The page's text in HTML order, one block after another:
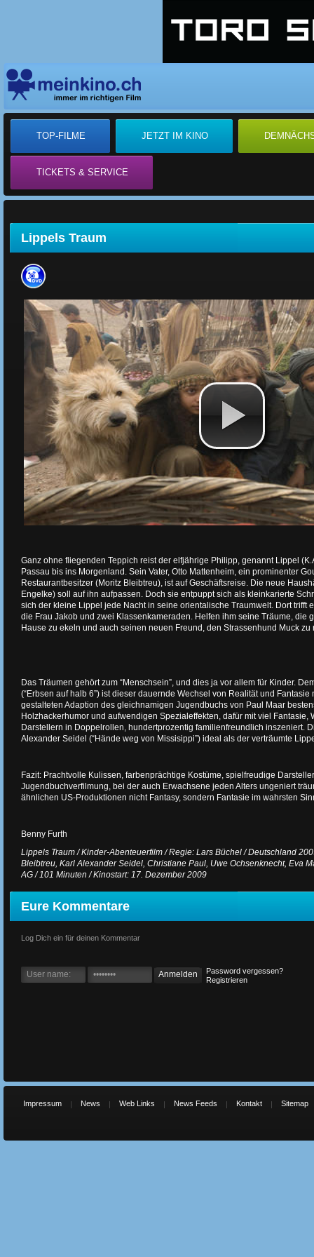
TOP-FILME JETZT IM KINO
TICKETS & SERVICE
Lippels Traum
Ganz ohne fliegenden Teppich reist der elfjährige Philipp, genannt Lippel
Passau bis ins Morgenland. Sein Vater, Otto Mattenheim, ein prominenter
Restaurantbesitzer (Moritz Bleibtreu), ist auf Geschäftsreise. Die neue
Engelke) soll auf ihn aufpassen. Doch sie entpuppt sich als kleinkarierte
sich der kleine Lippel jede Nacht in seine orientalische Traumwelt. Dort trifft
die Frau Jakob und zwei Klassenkameraden. Helfen ihm seine Träume, die
Hause zu ekeln und auch seinen neuen Freund, den Strassenhund Muck zu
Das Träumen gehört zum “Menschsein”, und dies ja vor allem für Kinder.
(“Erbsen auf halb 6”) ist dieser dauernde Wechsel von Realität und
gestalteten Adaption des gleichnamigen Jugendbuchs von Paul Maar
Holzhackerhumor und aufwendigen Spezialeffekten, dafür mit viel Fantasie,
Darstellern in Doppelrollen, hundertprozentig familienfreundlich inszeniert.
Alexander Seidel (“Hände weg von Missisippi”) ideal als der verträumte
Fazit: Prachtvolle Kulissen, farbenprächtige Kostüme, spielfreudige
Jugendbuchverfilmung, bei der auch Erwachsene jeden Alters ungeniert
ähnlichen US-Produktionen nicht Fantasy, sondern Fantasie im wahrsten
Benny Furth
Lippels Traum / Kinder-Abenteuerfilm / Regie: Lars Büchel / Deutschland
Bleibtreu, Karl Alexander Seidel, Christiane Paul, Uwe Ochsenknecht, Eva
AG / 101 Minuten / Kinostart: 17. Dezember 2009
Eure Kommentare
Log Dich ein für deinen Kommentar
Password vergessen?
Registrieren
Impressum News Web Links News Feeds Kontakt Sitemap